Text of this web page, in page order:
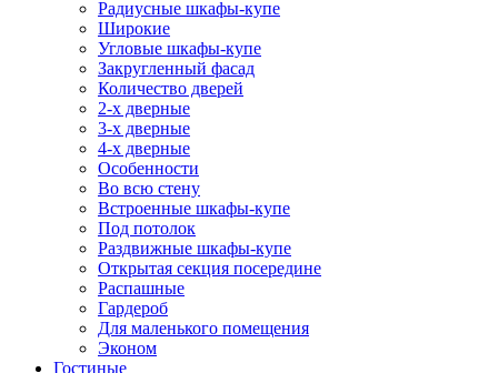
Радиусные шкафы-купе
Широкие
Угловые шкафы-купе
Закругленный фасад
Количество дверей
2-х дверные
3-х дверные
4-х дверные
Особенности
Во всю стену
Встроенные шкафы-купе
Под потолок
Раздвижные шкафы-купе
Открытая секция посередине
Распашные
Гардероб
Для маленького помещения
Эконом
Гостиные